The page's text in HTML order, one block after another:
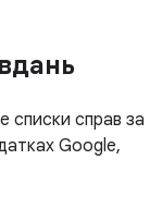
списки справ за
Google,